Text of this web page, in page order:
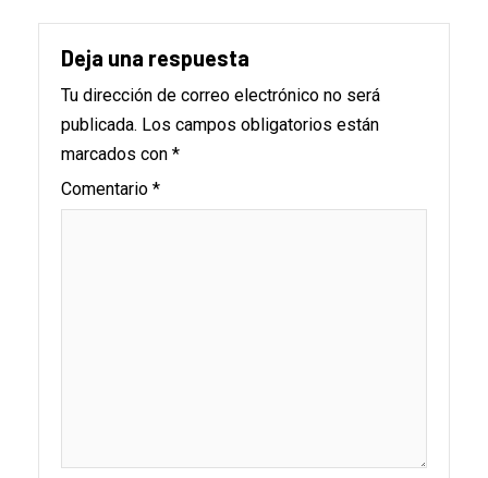
Deja una respuesta
Tu dirección de correo electrónico no será
publicada. Los campos obligatorios están
marcados con *
Comentario *